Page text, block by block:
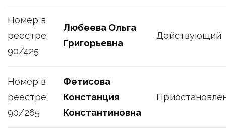
Номер в
реестре:
90/425
Любеева Ольга
Григорьевна
Действующий
Номер в
реестре:
90/265
Фетисова
Констанция
Константиновна